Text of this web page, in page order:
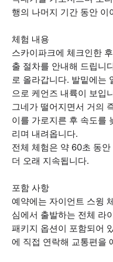
행의 나머지 기간 동안 이
체험 내용
스카이파크에 체크인한
출 절차를 안내해 드립니
로 올라갑니다. 발밑에는
으로 케언즈 내륙이 보입
그네가 떨어지면서 거의
이를 가로지른 후 속도를
리며 내려옵니다.
전체 체험은 약 60초 동
더 오래 지속됩니다.
포함 사항
예약에는 자이언트 스윙
심에서 출발하는 전체 라
패키지 옵션이 포함되어
에 직접 연락해 교통편을